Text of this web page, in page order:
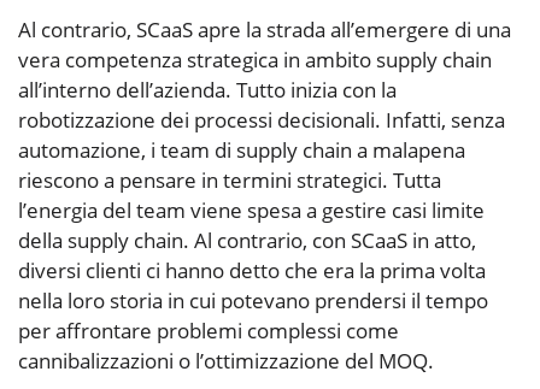
Al contrario, SCaaS apre la strada all’emergere di una
vera competenza strategica in ambito supply chain
all’interno dell’azienda. Tutto inizia con la
robotizzazione dei processi decisionali. Infatti, senza
automazione, i team di supply chain a malapena
riescono a pensare in termini strategici. Tutta
l’energia del team viene spesa a gestire casi limite
della supply chain. Al contrario, con SCaaS in atto,
diversi clienti ci hanno detto che era la prima volta
nella loro storia in cui potevano prendersi il tempo
per affrontare problemi complessi come
cannibalizzazioni o l’ottimizzazione del MOQ.